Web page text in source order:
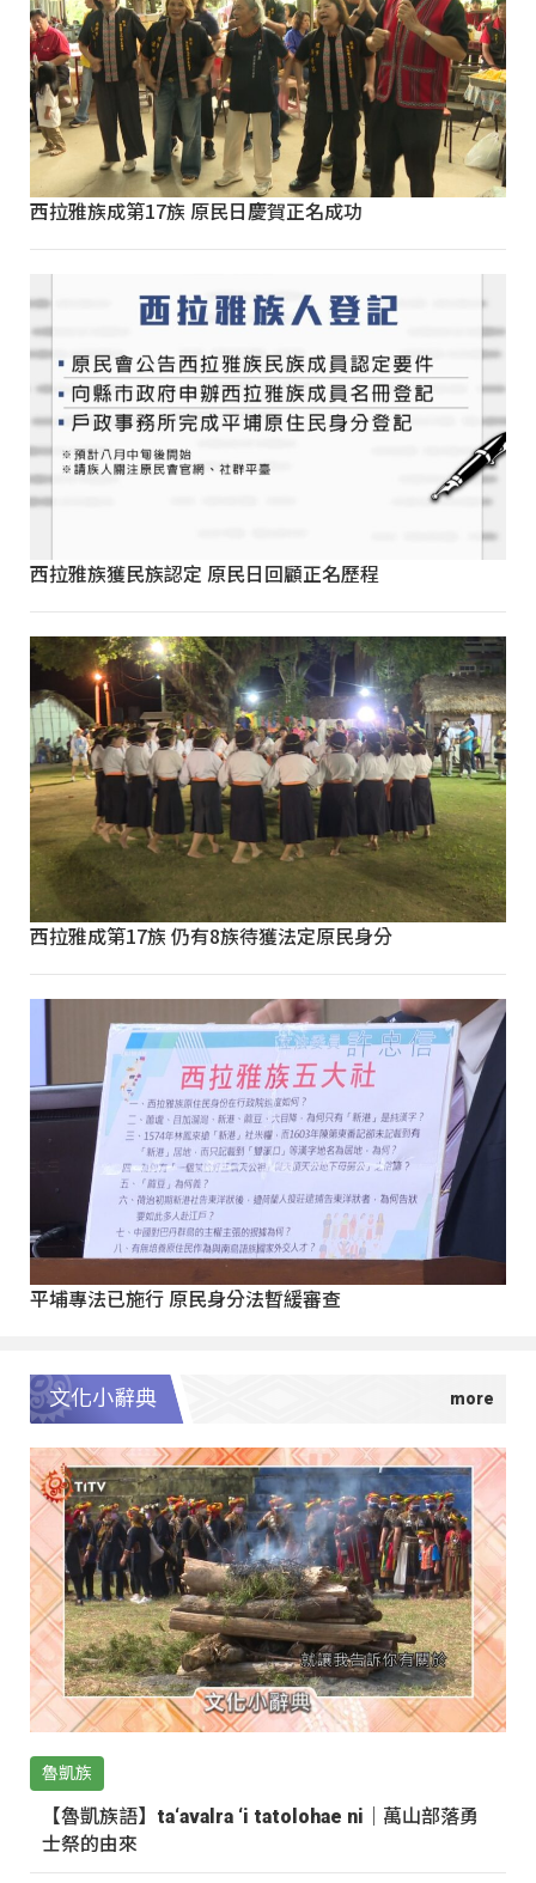
西拉雅族成第17族 原民日慶賀正名成功
西拉雅族獲民族認定 原民日回顧正名歷程
西拉雅成第17族 仍有8族待獲法定原民身分
平埔專法已施行 原民身分法暫緩審查
文化小辭典
魯凱族
【魯凱族語】ta‘avalra ‘i tatolohae ni｜萬山部落勇
士祭的由來